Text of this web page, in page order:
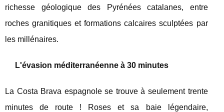
richesse géologique des Pyrénées catalanes, entre
roches granitiques et formations calcaires sculptées par
les millénaires.
L'évasion méditerranéenne à 30 minutes
La Costa Brava espagnole se trouve à seulement trente
minutes de route ! Roses et sa baie légendaire,